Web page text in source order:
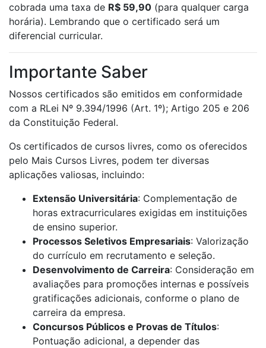
cobrada uma taxa de R$ 59,90 (para qualquer carga
horária). Lembrando que o certificado será um
diferencial curricular.
Importante Saber
Nossos certificados são emitidos em conformidade
com a RLei Nº 9.394/1996 (Art. 1º); Artigo 205 e 206
da Constituição Federal.
Os certificados de cursos livres, como os oferecidos
pelo Mais Cursos Livres, podem ter diversas
aplicações valiosas, incluindo:
Extensão Universitária: Complementação de
horas extracurriculares exigidas em instituições
de ensino superior.
Processos Seletivos Empresariais: Valorização
do currículo em recrutamento e seleção.
Desenvolvimento de Carreira: Consideração em
avaliações para promoções internas e possíveis
gratificações adicionais, conforme o plano de
carreira da empresa.
Concursos Públicos e Provas de Títulos:
Pontuação adicional, a depender das